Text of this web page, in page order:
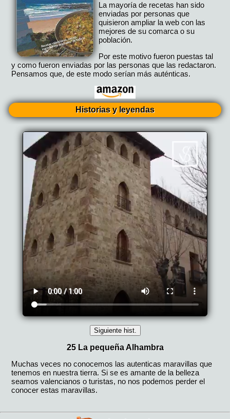
La mayoría de recetas han sido
enviadas por personas que
quisieron ampliar la web con las
mejores de su comarca o su
población.
Por este motivo fueron puestas tal
y como fueron enviadas por las personas que las redactaron.
Pensamos que, de este modo serían más auténticas.
Historias y leyendas